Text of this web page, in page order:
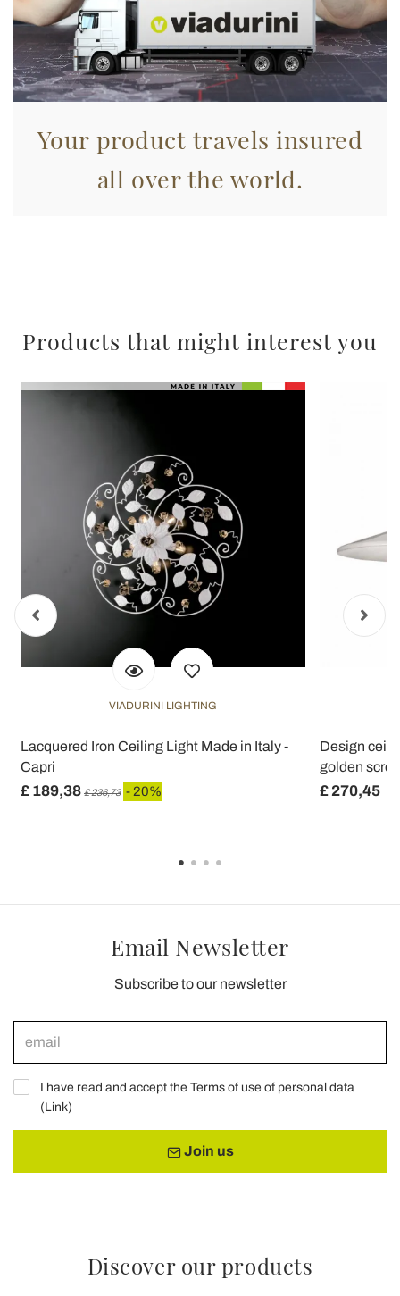
informazioni sul modo in cui utilizza il nostro sito con i
nostri partner che si occupano di analisi dei dati web,
pubblicità e social media, i quali potrebbero combinarle
con altre informazioni che ha fornito loro o che hanno
raccolto dal suo utilizzo dei loro servizi.
Your product travels insured
all over the world.
Products that might interest you
VIADURINI LIGHTING
Lacquered Iron Ceiling Light Made in Italy -
Capri
£ 189,38 £ 236,73 - 20%
Design
golden
£ 270,45
Email Newsletter
Subscribe to our newsletter
I have read and accept the Terms of use of personal data
(Link)
Join us
Discover our products